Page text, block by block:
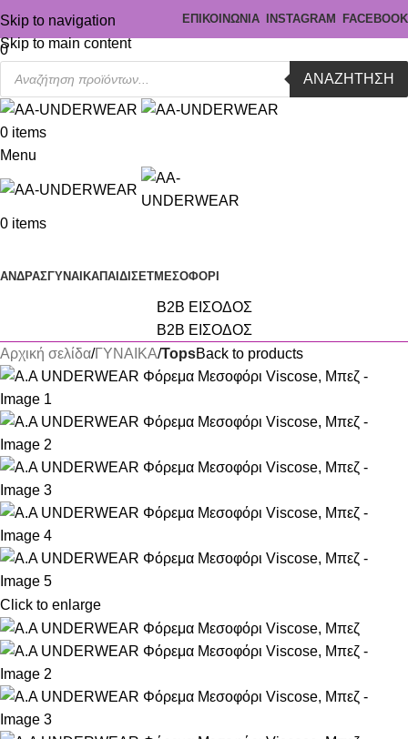
Skip to navigation
Skip to main content
ΕΠΙΚΟΙΝΩΝΙΑ INSTAGRAM FACEBOOK
0
ΑΝΑΖΉΤΗΣΗ
0 items
Menu
0 items
ΑΝΔΡΑΣΓΥΝΑΙΚΑΠΑΙΔΙ ΣΕΤΜΕΣΟΦΟΡΙ
B2B ΕΙΣΟΔΟΣ
B2B ΕΙΣΟΔΟΣ
Αρχική σελίδα ΓΥΝΑΙΚΑ TopsBack to products
Click to enlarge